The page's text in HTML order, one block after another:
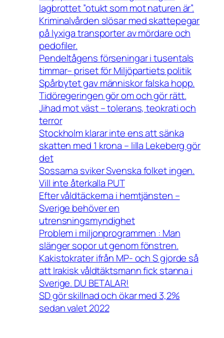
lagbrottet ”otukt som mot naturen är”.
Kriminalvården slösar med skattepegar
på lyxiga transporter av mördare och
pedofiler.
Pendeltågens förseningar i tusentals
timmar– priset för Miljöpartiets politik
Spårbytet gav människor falska hopp.
Tidöregeringen gör om och gör rätt.
Jihad mot väst – tolerans, teokrati och
terror
Stockholm klarar inte ens att sänka
skatten med 1 krona – lilla Lekeberg gör
det
Sossarna sviker Svenska folket ingen.
Vill inte återkalla PUT
Efter våldtäckerna i hemtjänsten –
Sverige behöver en
utrensningsmyndighet
Problem i miljonprogrammen : Man
slänger sopor ut genom fönstren.
Kakistokrater ifrån MP- och S gjorde så
att Irakisk våldtäktsmann fick stanna i
Sverige. DU BETALAR!
SD gör skillnad och ökar med 3,2%
sedan valet 2022